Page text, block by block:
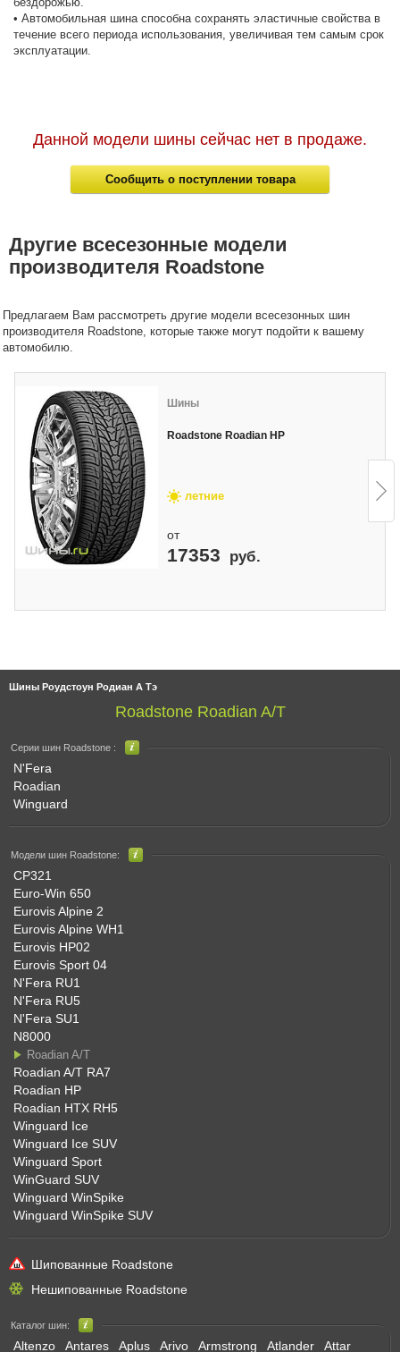
Шины Роудстоун Родиан А Тэ
Roadstone Roadian A/T
Серии шин Roadstone :
N'Fera
Roadian
Winguard
Модели шин Roadstone:
CP321
Euro-Win 650
Eurovis Alpine 2
Eurovis Alpine WH1
Eurovis HP02
Eurovis Sport 04
N'Fera RU1
N'Fera RU5
N'Fera SU1
N8000
Roadian A/T
Roadian A/T RA7
Roadian HP
Roadian HTX RH5
Winguard Ice
Winguard Ice SUV
Winguard Sport
WinGuard SUV
Winguard WinSpike
Winguard WinSpike SUV
Шипованные Roadstone
Нешипованные Roadstone
Каталог шин:
Altenzo Antares Aplus Arivo Armstrong Atlander Attar
• Автомобильная шина способна сохранять эластичные свойства в
течение всего периода использования, увеличивая тем самым срок
эксплуатации.
Данной модели шины сейчас нет в продаже.
Сообщить о поступлении товара
Другие всесезонные модели
производителя Roadstone
Предлагаем Вам рассмотреть другие модели всесезонных шин
производителя Roadstone, которые также могут подойти к вашему
автомобилю.
Шины
Roadstone Roadian HP
летние
от
17353 руб.